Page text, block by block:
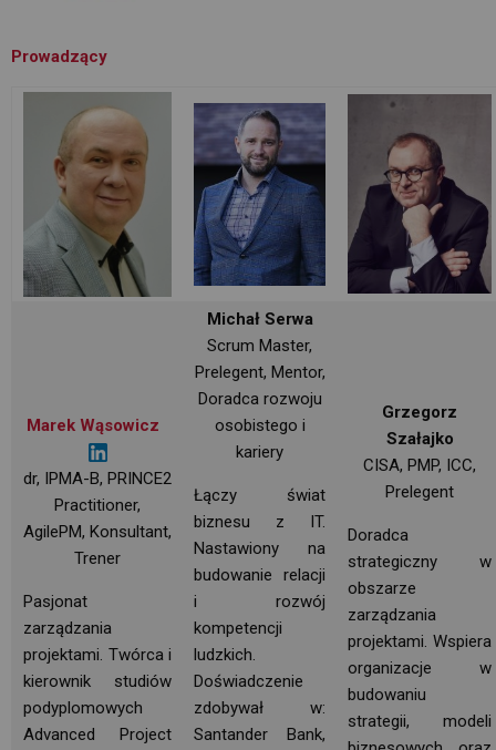
Prowadzący
Marek Wąsowicz
dr, IPMA-B, PRINCE2
Practitioner,
AgilePM, Konsultant,
Trener
Pasjonat
zarządzania
projektami. Twórca i
kierownik studiów
podyplomowych
Advanced Project
Michał Serwa
Scrum Master,
Prelegent, Mentor,
Doradca rozwoju
osobistego i
kariery
Łączy świat
biznesu z IT.
Nastawiony na
budowanie relacji
i rozwój
kompetencji
ludzkich.
Doświadczenie
zdobywał w:
Santander Bank,
Grzegorz
Szałajko
CISA, PMP, ICC,
Prelegent
Doradca
strategiczny w
obszarze
zarządzania
projektami. Wspiera
organizacje w
budowaniu
strategii, modeli